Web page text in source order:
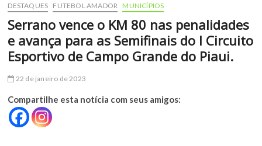
u
t
t
DESTAQUES FUTEBOL AMADOR MUNICÍPIOS
Serrano vence o KM 80 nas penalidades
e avança para as Semifinais do I Circuito
Esportivo de Campo Grande do Piaui.
22 de janeiro de 2023
Compartilhe esta notícia com seus amigos: